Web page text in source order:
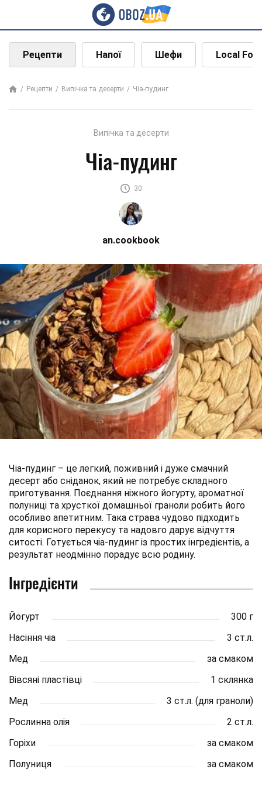
Рецепти Напої Шефи Local
Рецепти Випічка та десерти Чіа-пудинг
Випічка та десерти
Чіа-пудинг
30
an.cookbook
Чіа-пудинг – це легкий, поживний і дуже смачний
десерт або сніданок, який не потребує складного
приготування. Поєднання ніжного йогурту, ароматної
полуниці та хрусткої домашньої граноли робить його
особливо апетитним. Така страва чудово підходить
для корисного перекусу та надовго дарує відчуття
ситості. Готується чіа-пудинг із простих інгредієнтів, а
результат неодмінно порадує всю родину.
Інгредієнти
Йогурт
300 г
Насіння чіа
3 ст.л.
Мед
за смаком
Вівсяні пластівці
1 склянка
Мед
3 ст.л. (для граноли)
Рослинна олія
2 ст.л.
Горіхи
за смаком
Полуниця
за смаком